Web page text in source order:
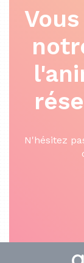
N'hésitez